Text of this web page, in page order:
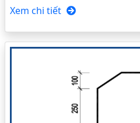
Xem chi tiết